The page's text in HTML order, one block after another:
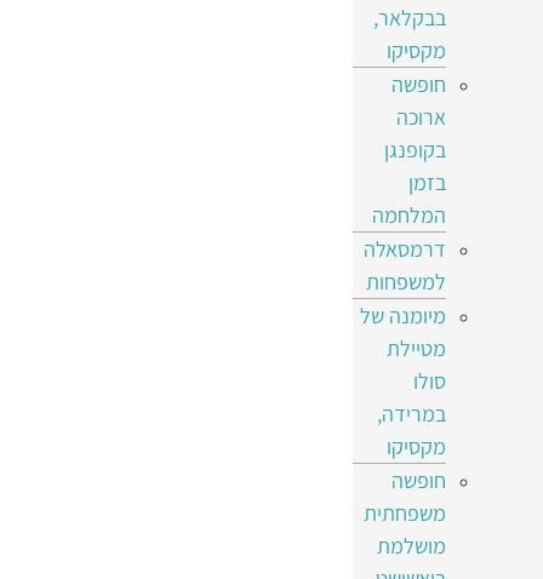
בבקלאר,
מקסיקו
חופשה
ארוכה
בקופנגן
בזמן
המלחמה
דרמסאלה
למשפחות
מיומנה של
מטיילת
סולו
במרידה,
מקסיקו
חופשה
משפחתית
מושלמת